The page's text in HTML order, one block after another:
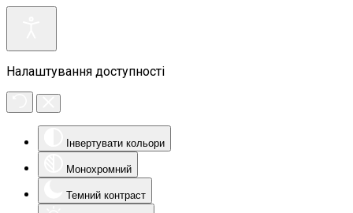
Налаштування доступності
Інвертувати кольори
Монохромний
Темний контраст